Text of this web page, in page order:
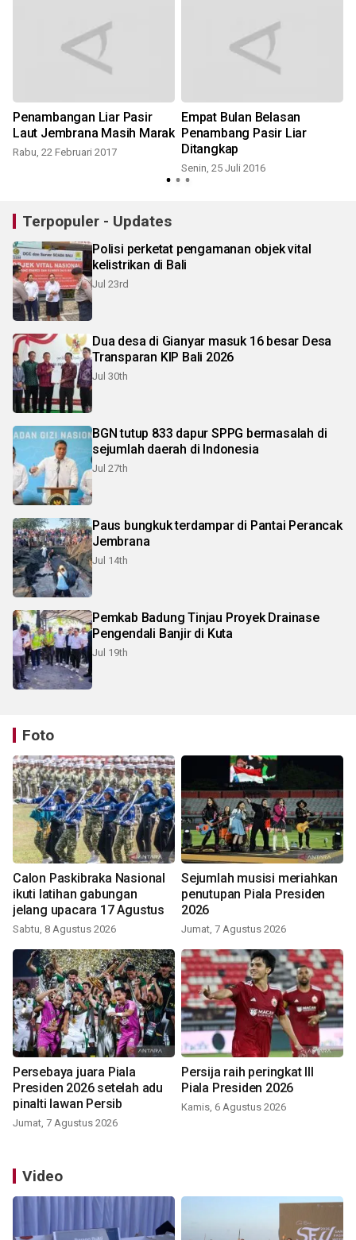
Penambangan Liar Pasir
Laut Jembrana Masih Marak
Rabu, 22 Februari 2017
Empat Bulan Belasan
Penambang Pasir Liar
Ditangkap
Senin, 25 Juli 2016
Terpopuler - Updates
Polisi perketat pengamanan objek vital
kelistrikan di Bali
Jul 23rd
Dua desa di Gianyar masuk 16 besar Desa
Transparan KIP Bali 2026
Jul 30th
BGN tutup 833 dapur SPPG bermasalah di
sejumlah daerah di Indonesia
Jul 27th
Paus bungkuk terdampar di Pantai Perancak
Jembrana
Jul 14th
Pemkab Badung Tinjau Proyek Drainase
Pengendali Banjir di Kuta
Jul 19th
Foto
Calon Paskibraka Nasional
ikuti latihan gabungan
jelang upacara 17 Agustus
Sabtu, 8 Agustus 2026
Sejumlah musisi meriahkan
penutupan Piala Presiden
2026
Jumat, 7 Agustus 2026
Persebaya juara Piala
Presiden 2026 setelah adu
pinalti lawan Persib
Jumat, 7 Agustus 2026
Persija raih peringkat III
Piala Presiden 2026
Kamis, 6 Agustus 2026
Video